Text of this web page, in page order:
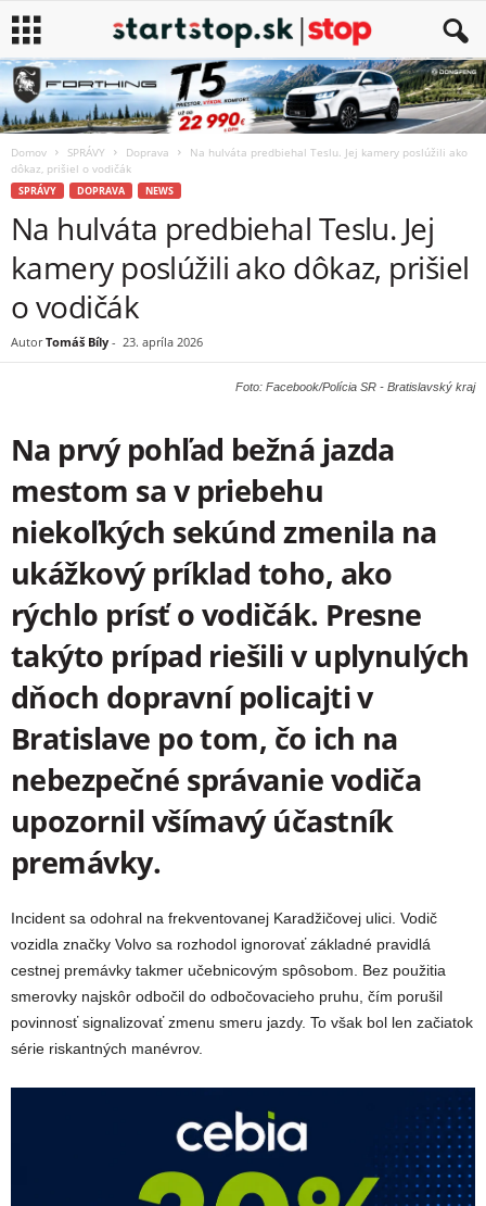
Domov SPRÁVY Doprava
Na hulváta predbiehal Teslu. Jej kamery poslúžili ako
dôkaz, prišiel o vodičák
SPRÁVY DOPRAVA NEWS
Na hulváta predbiehal Teslu. Jej
kamery poslúžili ako dôkaz, prišiel
o vodičák
Autor Tomáš Bíly - 23. apríla 2026
Foto: Facebook/Polícia SR - Bratislavský kraj
Na prvý pohľad bežná jazda
mestom sa v priebehu
niekoľkých sekúnd zmenila na
ukážkový príklad toho, ako
rýchlo prísť o vodičák. Presne
takýto prípad riešili v uplynulých
dňoch dopravní policajti v
Bratislave po tom, čo ich na
nebezpečné správanie vodiča
upozornil všímavý účastník
premávky.
Incident sa odohral na frekventovanej Karadžičovej ulici. Vodič
vozidla značky Volvo sa rozhodol ignorovať základné pravidlá
cestnej premávky takmer učebnicovým spôsobom. Bez použitia
smerovky najskôr odbočil do odbočovacieho pruhu, čím porušil
povinnosť signalizovať zmenu smeru jazdy. To však bol len začiatok
série riskantných manévrov.